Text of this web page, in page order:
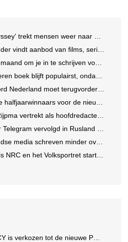
trekt mensen weer naar de bioscoop
aanbod van films, series en sport vaak versnipperd
om je in te schrijven voor de Mercurs 2026
blijft populairst, ondanks digitale alternatieven
moet terugvordering betalen aan Commissariaat voor de Media
voor de nieuwe Ster Goede Loeki 2026
vertrekt als hoofdredacteur van het AD
vervolgd in Rusland voor 'hulp aan terroristen'
media schreven minder over dit WK
starten strategisch partnership voor AI-gedreven marktonderzoek
tot de nieuwe PR-partner van KoRo